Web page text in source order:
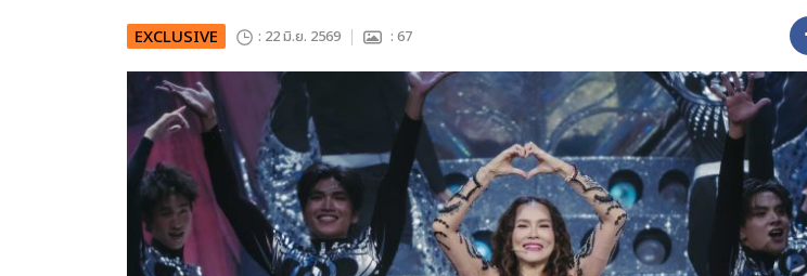
EXCLUSIVE : 22 มิ.ย. 2569 : 67